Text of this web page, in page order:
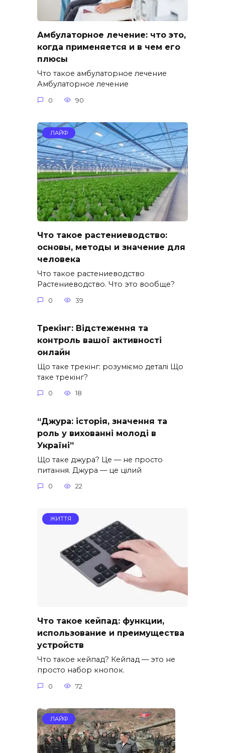
Амбулаторное лечение: что это,
когда применяется и в чем его
плюсы
Что такое амбулаторное лечение
Амбулаторное лечение
0 90
ЛАЙФ
Что такое растениеводство:
основы, методы и значение для
человека
Что такое растениеводство
Растениеводство. Что это вообще?
0 39
Трекінг: Відстеження та
контроль вашої активності
онлайн
Що таке трекінг: розуміємо деталі Що
таке трекінг?
0 18
“Джура: історія, значення та
роль у вихованні молоді в
Україні”
Що таке джура? Це — не просто
питання. Джура — це цілий
0 22
ЖИТТЯ
Что такое кейпад: функции,
использование и преимущества
устройств
Что такое кейпад? Кейпад — это не
просто набор кнопок.
0 72
ЛАЙФ